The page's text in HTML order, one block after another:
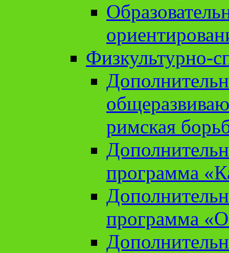
Физкультурно-
римская
программа
программа